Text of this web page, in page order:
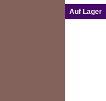
Auf Lager